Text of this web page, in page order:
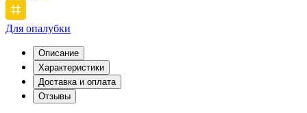
Для опалубки
Описание
Характеристики
Доставка и оплата
Отзывы